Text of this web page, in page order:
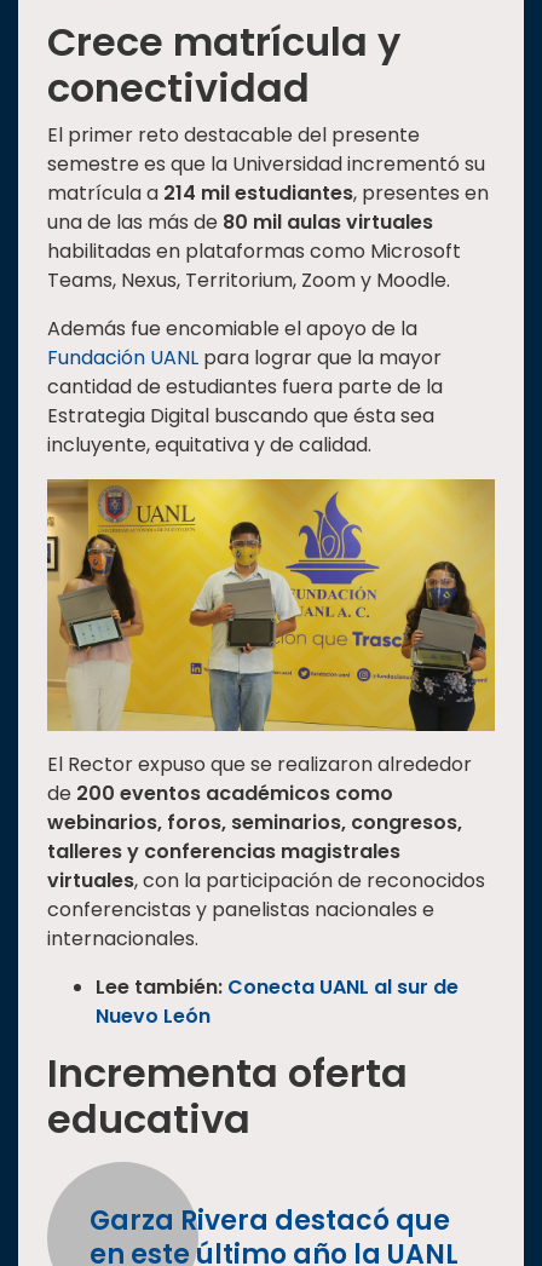
Crece matrícula y
conectividad
El primer reto destacable del presente
semestre es que la Universidad incrementó su
matrícula a 214 mil estudiantes, presentes en
una de las más de 80 mil aulas virtuales
habilitadas en plataformas como Microsoft
Teams, Nexus, Territorium, Zoom y Moodle.
Además fue encomiable el apoyo de la
Fundación UANL para lograr que la mayor
cantidad de estudiantes fuera parte de la
Estrategia Digital buscando que ésta sea
incluyente, equitativa y de calidad.
El Rector expuso que se realizaron alrededor
de 200 eventos académicos como
webinarios, foros, seminarios, congresos,
talleres y conferencias magistrales
virtuales, con la participación de reconocidos
conferencistas y panelistas nacionales e
internacionales.
Lee también: Conecta UANL al sur de
Nuevo León
Incrementa oferta
educativa
Garza Rivera destacó que
en este último año la UANL